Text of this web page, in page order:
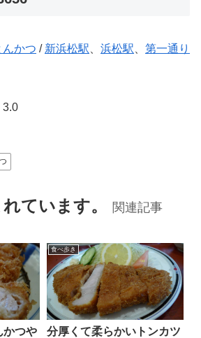
んかつ / 新浜松駅 浜松駅
第一通り
3.0
ています。 関連記事
つや
食べ歩き
分厚くて柔らかいトンカツ